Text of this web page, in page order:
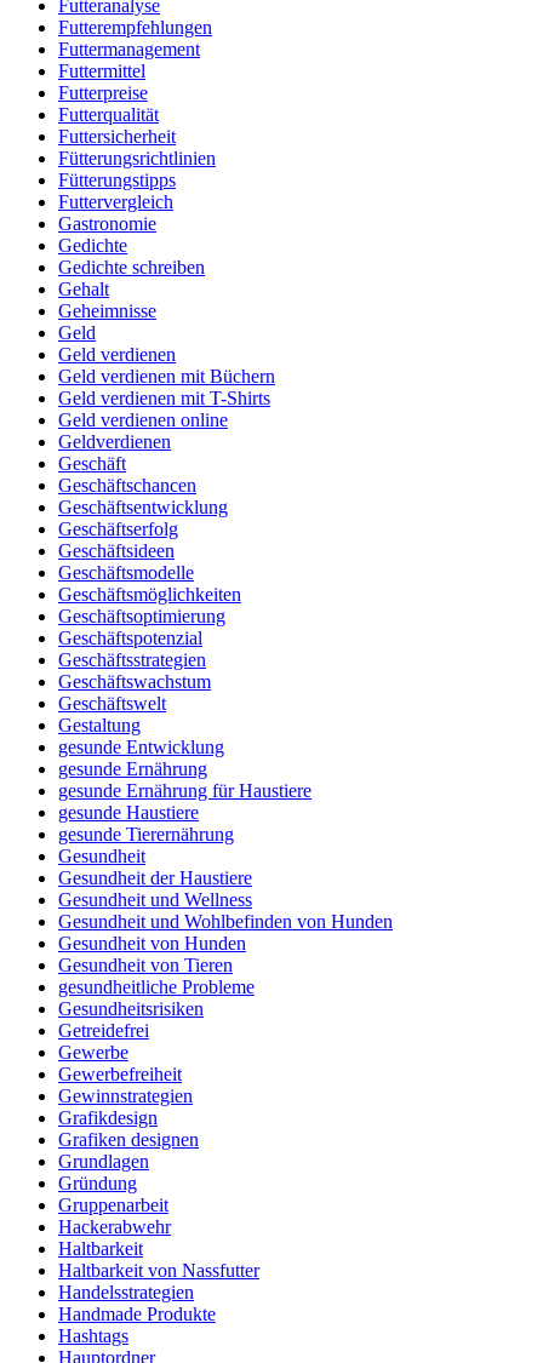
Futteranalyse
Futterempfehlungen
Futtermanagement
Futtermittel
Futterpreise
Futterqualität
Futtersicherheit
Fütterungsrichtlinien
Fütterungstipps
Futtervergleich
Gastronomie
Gedichte
Gedichte schreiben
Gehalt
Geheimnisse
Geld
Geld verdienen
Geld verdienen mit Büchern
Geld verdienen mit T-Shirts
Geld verdienen online
Geldverdienen
Geschäft
Geschäftschancen
Geschäftsentwicklung
Geschäftserfolg
Geschäftsideen
Geschäftsmodelle
Geschäftsmöglichkeiten
Geschäftsoptimierung
Geschäftspotenzial
Geschäftsstrategien
Geschäftswachstum
Geschäftswelt
Gestaltung
gesunde Entwicklung
gesunde Ernährung
gesunde Ernährung für Haustiere
gesunde Haustiere
gesunde Tierernährung
Gesundheit
Gesundheit der Haustiere
Gesundheit und Wellness
Gesundheit und Wohlbefinden von Hunden
Gesundheit von Hunden
Gesundheit von Tieren
gesundheitliche Probleme
Gesundheitsrisiken
Getreidefrei
Gewerbe
Gewerbefreiheit
Gewinnstrategien
Grafikdesign
Grafiken designen
Grundlagen
Gründung
Gruppenarbeit
Hackerabwehr
Haltbarkeit
Haltbarkeit von Nassfutter
Handelsstrategien
Handmade Produkte
Hashtags
Hauptordner